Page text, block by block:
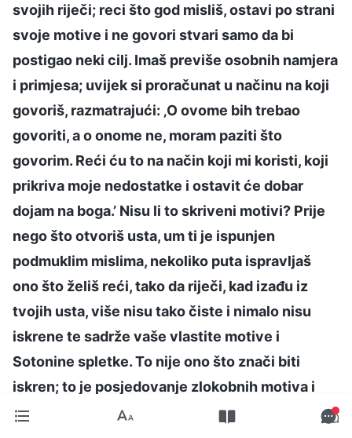
svojih riječi; reci što god misliš, ostavi po strani
svoje motive i ne govori stvari samo da bi
postigao neki cilj. Imaš previše osobnih namjera
i primjesa; uvijek si proračunat u načinu na koji
govoriš, razmatrajući: ‚O ovome bih trebao
govoriti, a o onome ne, moram paziti što
govorim. Reći ću to na način koji mi koristi, koji
prikriva moje nedostatke i ostavit će dobar
dojam na boga.’ Nisu li to skriveni motivi? Prije
nego što otvoriš usta, um ti je ispunjen
podmuklim mislima, nekoliko puta ispravljaš
ono što želiš reći, tako da riječi, kad izađu iz
tvojih usta, više nisu tako čiste i nimalo nisu
iskrene te sadrže vaše vlastite motive i
Sotonine spletke. To nije ono što znači biti
iskren; to je posjedovanje zlokobnih motiva i
loših namjera. Štoviše, kad govoriš, uvijek se